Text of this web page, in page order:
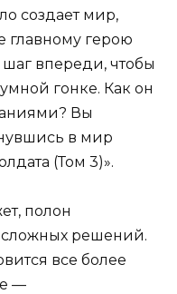
создает мир,
главному герою
впереди, чтобы
гонке. Как он
Вы
в мир
(Том 3)».
полон
решений.
все более
—